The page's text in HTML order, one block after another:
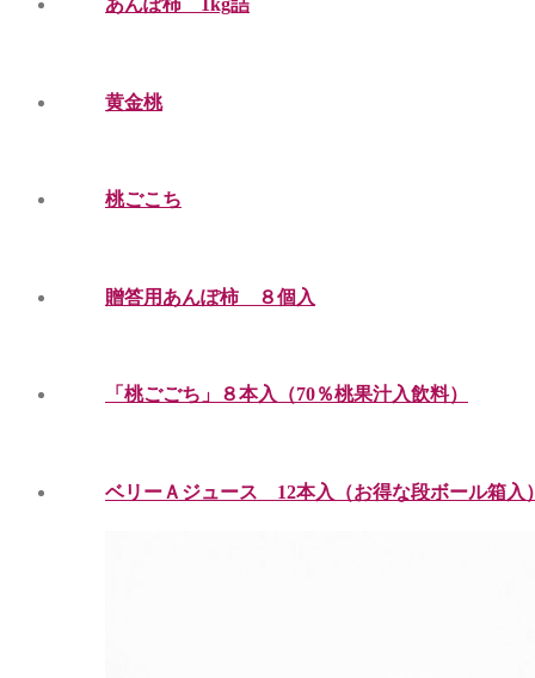
あんぽ柿 1kg詰
黄金桃
桃ごこち
贈答用あんぽ柿 ８個入
「桃ごごち」８本入（70％桃果汁入飲料）
ベリーＡジュース 12本入（お得な段ボール箱入